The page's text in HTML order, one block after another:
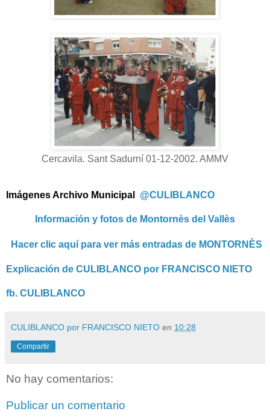
Cercavila. Sant Sadurní 01-12-2002. AMMV
Imágenes Archivo Municipal @CULIBLANCO
Información y fotos de Montornès del Vallès
Hacer clic aquí para ver más entradas de MONTORNÈS
Explicación de CULIBLANCO por FRANCISCO NIETO
fb. CULIBLANCO
CULIBLANCO por FRANCISCO NIETO en 10:28
Compartir
No hay comentarios:
Publicar un comentario